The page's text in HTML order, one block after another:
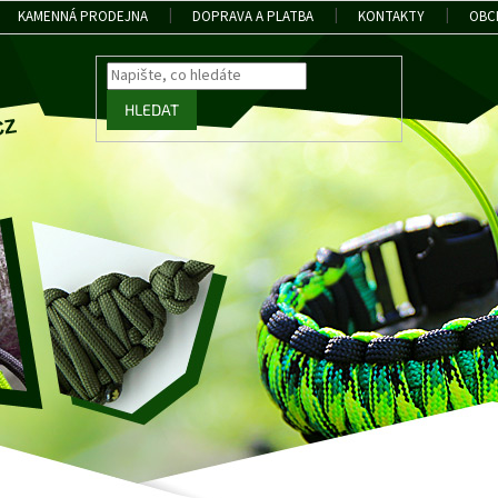
KAMENNÁ PRODEJNA DOPRAVA A PLATBA KONTAKTY
HLEDAT